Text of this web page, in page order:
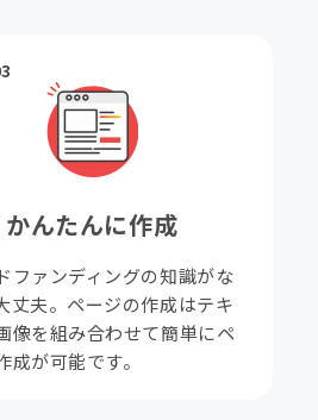
かんたんに作成
ファンディングの知識がな
丈夫。ページの作成はテキ
像を組み合わせて簡単にペ
成が可能です。